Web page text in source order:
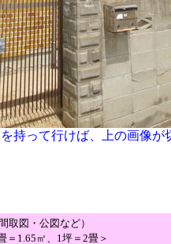
持って行けば、上の画像が
間取図・公図など）
＝1.65㎡、1坪＝2畳＞